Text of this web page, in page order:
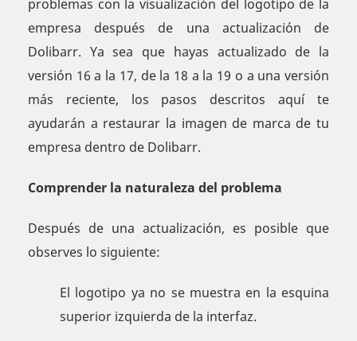
problemas con la visualización del logotipo de la
empresa después de una actualización de
Dolibarr. Ya sea que hayas actualizado de la
versión 16 a la 17, de la 18 a la 19 o a una versión
más reciente, los pasos descritos aquí te
ayudarán a restaurar la imagen de marca de tu
empresa dentro de Dolibarr.
Comprender la naturaleza del problema
Después de una actualización, es posible que
observes lo siguiente:
El logotipo ya no se muestra en la esquina
superior izquierda de la interfaz.